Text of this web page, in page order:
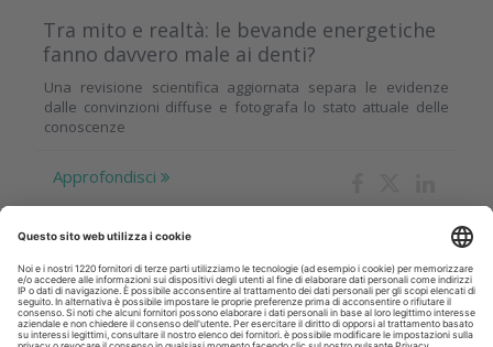
Tra mito e realtà: le bevande energetiche
fanno davvero male ai denti?
Una revisione scientifica aggiornata separa le evidenze
dalle convinzioni diffuse e fotografa lo stato attuale delle
conoscenze
Approfondisci